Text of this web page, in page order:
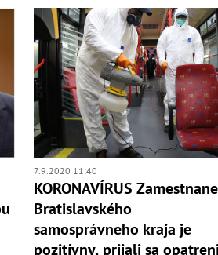
7.9.2020 11:40
KORONAVÍRUS
Bratislavského
samosprávneho kraja je
pozitívny, prijali sa